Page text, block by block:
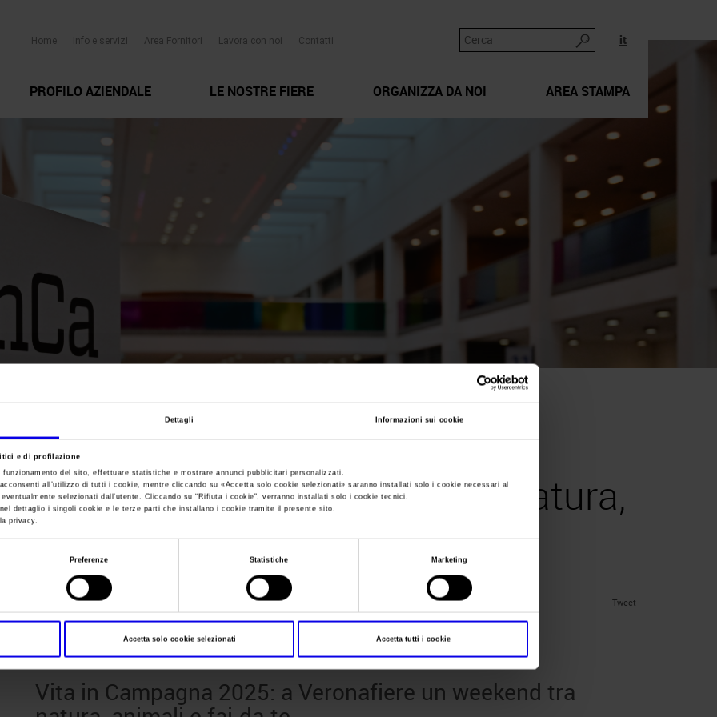
Dettagli Informazioni sui cookie
e di profilazione
del sito, effettuare statistiche e mostrare annunci pubblicitari personalizzati.
all’utilizzo di tutti i cookie, mentre cliccando su «Accetta solo cookie selezionati» saranno installati solo i cookie necessari al
selezionati dall’utente. Cliccando su “ Rifiuta i cookie”, verranno installati solo i cookie tecnici.
dettaglio i singoli cookie e le terze parti che installano i cookie tramite il presente sito.
privacy.
Preferenze Statistiche Marketing
Accetta solo cookie selezionati Accetta tutti i cookie
it
Home Info e servizi Area Fornitori Lavora con noi Contatti
PROFILO AZIENDALE LE NOSTRE FIERE ORGANIZZA DA NOI AREA STAMPA
Sei in:News
Vita in Campagna 2025: a
Veronafiere un weekend tra natura,
animali e fai-da-te
Tweet
Posts Tagged:green lovers
Vita in Campagna 2025: a Veronafiere un weekend tra